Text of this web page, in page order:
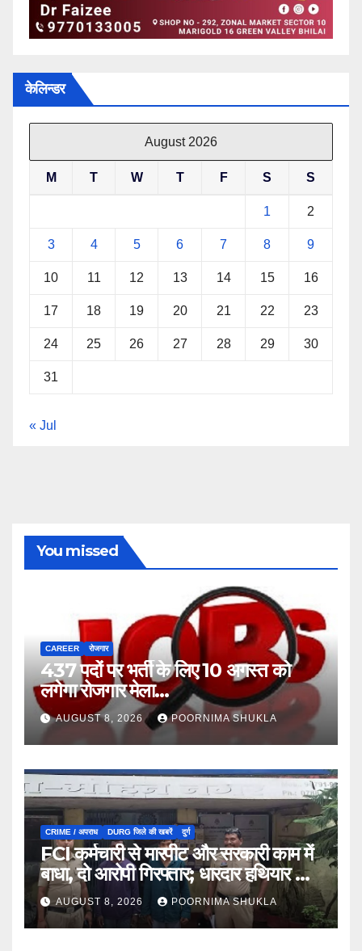
केलिन्डर
August 2026
M T W T F S S
1 2
3 4 5 6 7 8 9
10 11 12 13 14 15 16
17 18 19 20 21 22 23
24 25 26 27 28 29 30
31
« Jul
You missed
CAREER रोजगार
437 पदों पर भर्ती के लिए 10 अगस्त को
लगेगा रोजगार मेला…
AUGUST 8, 2026 POORNIMA SHUKLA
CRIME / अपराध DURG जिले की खबरें दुर्ग
FCI कर्मचारी से मारपीट और सरकारी काम में
बाधा, दो आरोपी गिरफ्तार; धारदार हथियार भी
जब्त…
AUGUST 8, 2026 POORNIMA SHUKLA